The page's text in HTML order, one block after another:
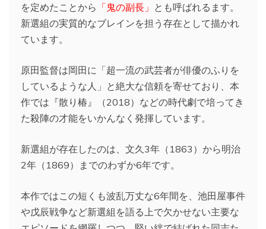
を定めたことから 「鬼の副長」 とも呼ばれるます。
新選組の実質的なブレインを担う存在として描かれ
ています。
原田監督は岡田に「超一流の武芸者が俳優のふりを
しているような人」と絶大な信頼を寄せており、本
作では『散り椿』（2018）などの時代劇で培ってき
た殺陣の才能をいかんなく発揮しています。
新選組が存在したのは、文久3年（1863）から明治
2年（1869）までのわずか6年です。
本作ではこの短くも波乱万丈な6年間を、池田屋事件
や戊辰戦争など新選組を語る上で欠かせない主要な